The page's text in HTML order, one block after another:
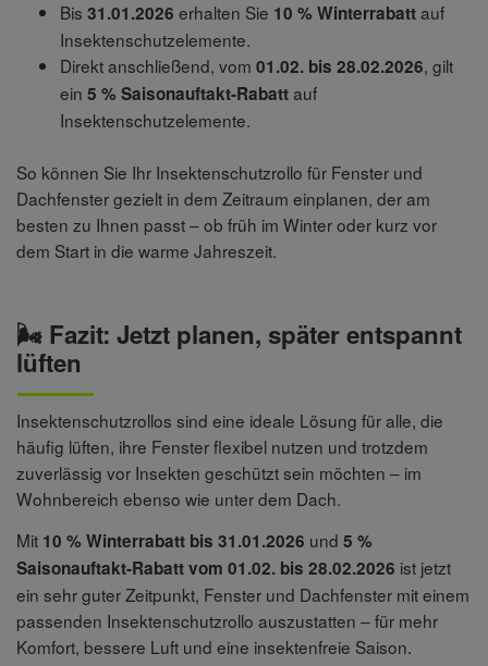
Bis 31.01.2026 erhalten Sie 10 % Winterrabattauf
Insektenschutzelemente.
Direkt anschließend, vom 01.02. bis 28.02.2026, gilt
ein 5 % Saisonauftakt-Rabattauf
Insektenschutzelemente.
So können Sie Ihr Insektenschutzrollo für Fenster und
Dachfenster gezielt in dem Zeitraum einplanen, der am
besten zu Ihnen passt – ob früh im Winter oder kurz vor
dem Start in die warme Jahreszeit.
🌬️ Fazit: Jetzt planen, später entspannt
lüften
Insektenschutzrollos sind eine ideale Lösung für alle, die
häufig lüften, ihre Fenster flexibel nutzen und trotzdem
zuverlässig vor Insekten geschützt sein möchten – im
Wohnbereich ebenso wie unter dem Dach.
Mit 10 % Winterrabatt bis 31.01.2026 und 5 %
Saisonauftakt-Rabatt vom 01.02. bis 28.02.2026 ist jetzt
ein sehr guter Zeitpunkt, Fenster und Dachfenster mit einem
passenden Insektenschutzrollo auszustatten – für mehr
Komfort, bessere Luft und eine insektenfreie Saison.